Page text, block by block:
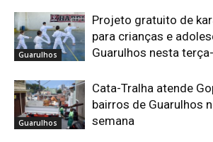
Guarulhos
Projeto gratuito de
para crianças e
Guarulhos nesta
Guarulhos
Cata-Tralha atende
bairros de Guarulhos
semana